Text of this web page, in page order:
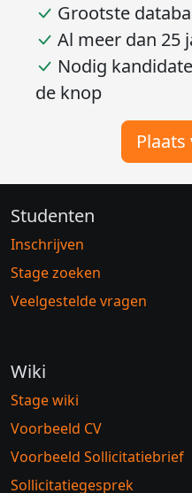
Grootste
Al meer dan 25
Nodig
de knop
Studenten
Inschrijven
Stage zoeken
Veelgestelde vragen
Wiki
Stage wiki
Voorbeeld CV
Voorbeeld Sollicitatiebrief
Sollicitatiegesprek